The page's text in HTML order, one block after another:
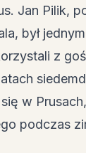
Jan Pilik,
był
z
w
podczas